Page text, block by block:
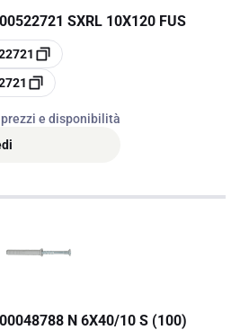
SXRL 10X120 FUS
e disponibilità
N 6X40/10 S (100)